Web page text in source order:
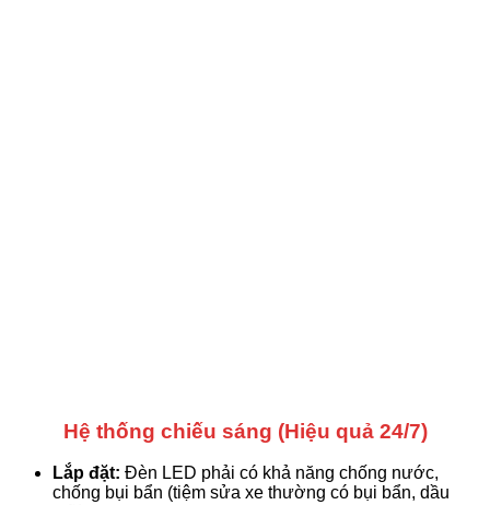
Hệ thống chiếu sáng (Hiệu quả 24/7)
Lắp đặt: Đèn LED phải có khả năng chống nước,
chống bụi bẩn (tiệm sửa xe thường có bụi bẩn, dầu